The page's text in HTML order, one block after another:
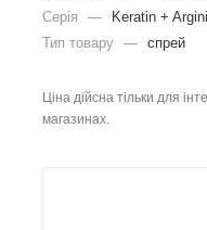
Серія
—
Keratin +
Тип товару — спрей
Ціна дійсна тільки для
магазинах.